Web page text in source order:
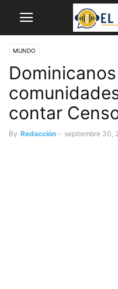
MUNDO
contar
By Redacción - septiembre 30,